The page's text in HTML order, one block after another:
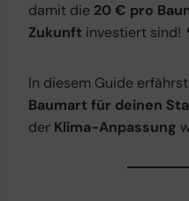
damit die 20 € pro
Zukunft investiert sind!
In diesem Guide
Baumart für deinen
der Klima-Anpassung